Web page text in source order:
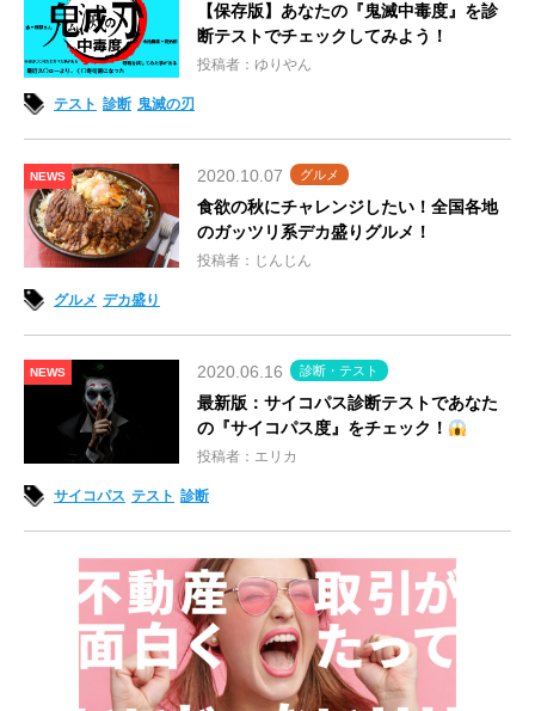
【保存版】あなたの『鬼滅中毒度』を診
断テストでチェックしてみよう！
投稿者：ゆりやん
テスト 診断 鬼滅の刃
NEWS 2020.10.07 グルメ
食欲の秋にチャレンジしたい！全国各地
のガッツリ系デカ盛りグルメ！
投稿者：じんじん
グルメ デカ盛り
NEWS 2020.06.16 診断・テスト
最新版：サイコパス診断テストであなた
の『サイコパス度』をチェック！
投稿者：エリカ
サイコパス テスト 診断